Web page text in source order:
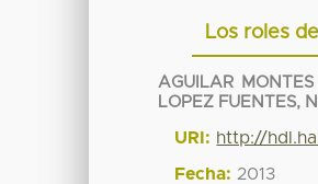
Los roles
AGUILAR
LOPEZ FUENTES,
URI: http://
Fecha: 2013